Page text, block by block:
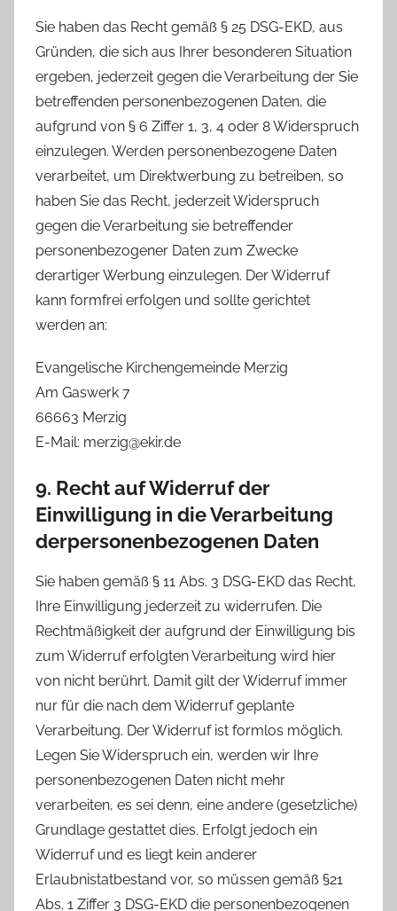
Sie haben das Recht gemäß § 25 DSG-EKD, aus
Gründen, die sich aus Ihrer besonderen Situation
ergeben, jederzeit gegen die Verarbeitung der Sie
betreffenden personenbezogenen Daten, die
aufgrund von § 6 Ziffer 1, 3, 4 oder 8 Widerspruch
einzulegen. Werden personenbezogene Daten
verarbeitet, um Direktwerbung zu betreiben, so
haben Sie das Recht, jederzeit Widerspruch
gegen die Verarbeitung sie betreffender
personenbezogener Daten zum Zwecke
derartiger Werbung einzulegen. Der Widerruf
kann formfrei erfolgen und sollte gerichtet
werden an:
Evangelische Kirchengemeinde Merzig
Am Gaswerk 7
66663 Merzig
E-Mail: merzig@ekir.de
9. Recht auf Widerruf der
Einwilligung in die Verarbeitung
derpersonenbezogenen Daten
Sie haben gemäß § 11 Abs. 3 DSG-EKD das Recht,
Ihre Einwilligung jederzeit zu widerrufen. Die
Rechtmäßigkeit der aufgrund der Einwilligung bis
zum Widerruf erfolgten Verarbeitung wird hier
von nicht berührt. Damit gilt der Widerruf immer
nur für die nach dem Widerruf geplante
Verarbeitung. Der Widerruf ist formlos möglich.
Legen Sie Widerspruch ein, werden wir Ihre
personenbezogenen Daten nicht mehr
verarbeiten, es sei denn, eine andere (gesetzliche)
Grundlage gestattet dies. Erfolgt jedoch ein
Widerruf und es liegt kein anderer
Erlaubnistatbestand vor, so müssen gemäß §21
Abs. 1 Ziffer 3 DSG-EKD die personenbezogenen